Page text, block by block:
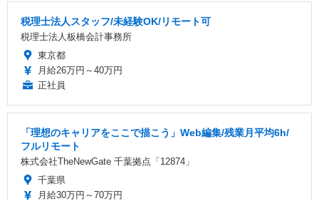
税理士法人スタッフ/未経験OK/リモート可
税理士法人板橋会計事務所
東京都
月給26万円～40万円
正社員
「理想のキャリアをここで描こう」Web編集/残業月平均6h/
フルリモート
株式会社TheNewGate 千葉拠点「12874」
千葉県
月給30万円～70万円